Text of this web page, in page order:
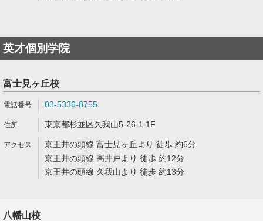
英才個別学院
富士見ヶ丘校
03-5336-8755
東京都杉並区久我山5-26-1 1F
京王井の頭線 富士見ヶ丘より 徒歩 約6分
京王井の頭線 高井戸より 徒歩 約12分
京王井の頭線 久我山より 徒歩 約13分
八幡山校